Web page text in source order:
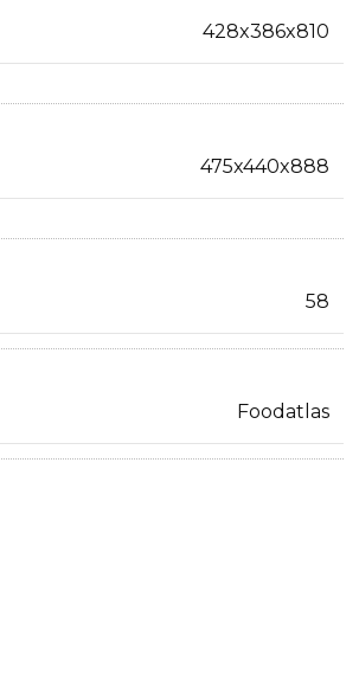
428x386x810
475x440x888
58
Foodatlas